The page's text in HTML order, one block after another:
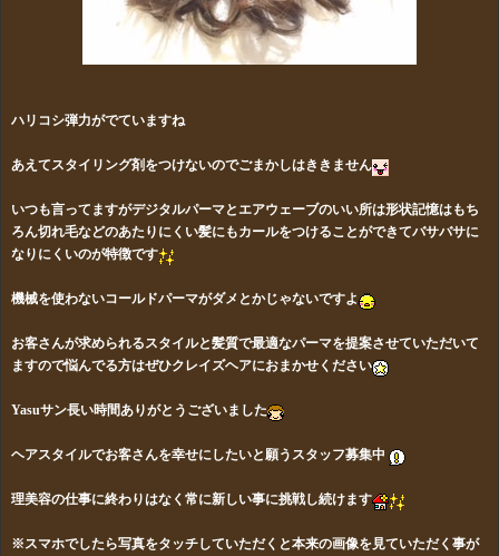
ハリコシ弾力がでていますね
あえてスタイリング剤をつけないのでごまかしはききません
いつも言ってますがデジタルパーマとエアウェーブのいい所は形状記憶はもち
ろん切れ毛などのあたりにくい髪にもカールをつけることができてバサバサに
なりにくいのが特徴です
機械を使わないコールドパーマがダメとかじゃないですよ
お客さんが求められるスタイルと髪質で最適なパーマを提案させていただいて
ますので悩んでる方はぜひクレイズヘアにおまかせください
Yasuサン長い時間ありがとうございました
ヘアスタイルでお客さんを幸せにしたいと願うスタッフ募集中
理美容の仕事に終わりはなく常に新しい事に挑戦し続けます
※スマホでしたら写真をタッチしていただくと本来の画像を見ていただく事が